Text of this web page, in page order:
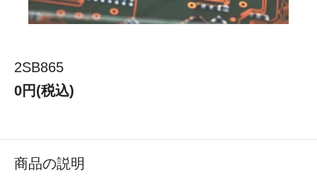
2SB865
0円(税込)
商品の説明